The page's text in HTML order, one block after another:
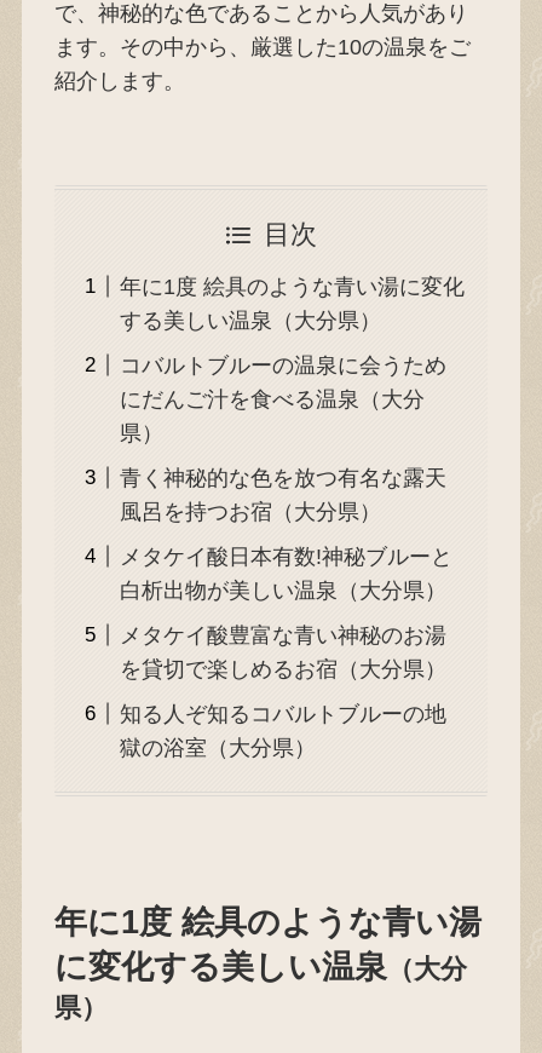
で、神秘的な色であることから人気があり
ます。その中から、厳選した10の温泉をご
紹介します。
目次
年に1度 絵具のような青い湯に変化
する美しい温泉（大分県）
コバルトブルーの温泉に会うため
にだんご汁を食べる温泉（大分
県）
青く神秘的な色を放つ有名な露天
風呂を持つお宿（大分県）
メタケイ酸日本有数!神秘ブルーと
白析出物が美しい温泉（大分県）
メタケイ酸豊富な青い神秘のお湯
を貸切で楽しめるお宿（大分県）
知る人ぞ知るコバルトブルーの地
獄の浴室（大分県）
年に1度 絵具のような青い湯
に変化する美しい温泉（大分
県）